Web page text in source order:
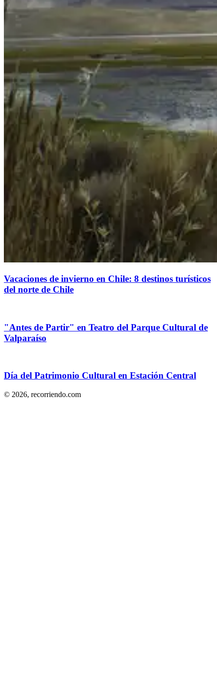
Vacaciones de invierno en Chile: 8 destinos turísticos
del norte de Chile
"Antes de Partir" en Teatro del Parque Cultural de
Valparaíso
Día del Patrimonio Cultural en Estación Central
© 2026, recorriendo.com